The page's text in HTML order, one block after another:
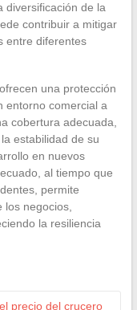
diversificación de la
contribuir a mitigar
entre diferentes
una protección
entorno comercial a
cobertura adecuada,
estabilidad de su
en nuevos
al tiempo que
permite
los negocios,
la resiliencia
precio del crucero